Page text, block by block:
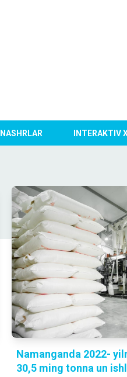
NASHRLAR INTERAKTIV
Namanganda 2022-
30,5 ming tonna un